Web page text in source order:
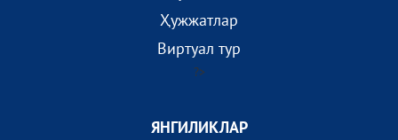
Ҳужжатлар
Виртуал тур
?>
ЯНГИЛИКЛАР